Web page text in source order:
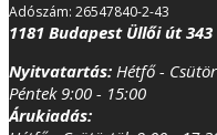
Adószám: 26547840-2-43
1181 Budapest Üllői út 343
Nyitvatartás: Hétfő -
Péntek 9:00 - 15:00
Árukiadás: